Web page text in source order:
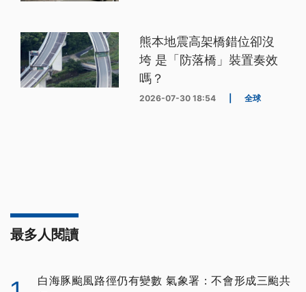
熊本地震高架橋錯位卻沒
垮 是「防落橋」裝置奏效
嗎？
2026-07-30 18:54 全球
最多人閱讀
白海豚颱風路徑仍有變數 氣象署：不會形成三颱共